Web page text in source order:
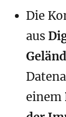
Die
aus
einem